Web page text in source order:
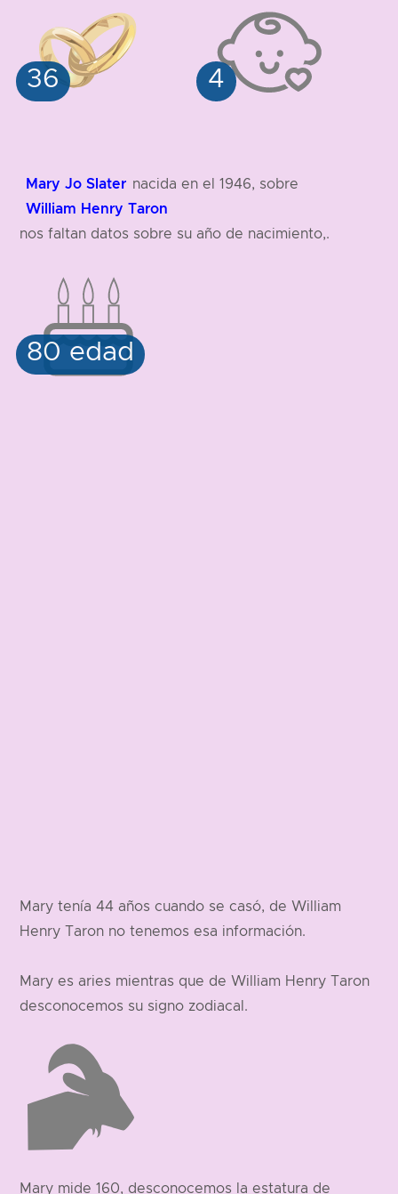
Mary Jo Slater nacida en el 1946, sobre
William Henry Taron
nos faltan datos sobre su año de nacimiento,.
Mary tenía 44 años cuando se casó, de William
Henry Taron no tenemos esa información.
Mary es aries mientras que de William Henry Taron
desconocemos su signo zodiacal.
Mary mide 160, desconocemos la estatura de